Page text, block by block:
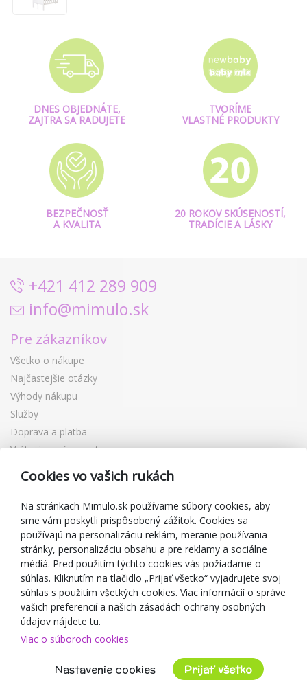
DNES OBJEDNÁTE,
ZAJTRA SA RADUJETE
TVORÍME
VLASTNÉ PRODUKTY
BEZPEČNOSŤ
A KVALITA
20 ROKOV SKÚSENOSTÍ,
TRADÍCIE A LÁSKY
+421 412 289 909
info@mimulo.sk
Pre zákazníkov
Všetko o nákupe
Najčastejšie otázky
Výhody nákupu
Služby
Doprava a platba
Vrátenie a výmena tovaru
Reklamácia
Darčekové poukážky
Zľavové kupóny
Blog
O predajcovi
Mimulo.sk
Obchodné podmienky
Ochrana osobných údajov GDPR
Kontakty
Spolupracujeme
Cookies vo vašich rukách
Na stránkach Mimulo.sk používame súbory cookies, aby
sme vám poskytli prispôsobený zážitok. Cookies sa
používajú na personalizáciu reklám, meranie používania
stránky, personalizáciu obsahu a pre reklamy a sociálne
médiá. Pred použitím týchto cookies vás požiadame o
súhlas. Kliknutím na tlačidlo „Prijať všetko“ vyjadrujete svoj
súhlas s použitím všetkých cookies. Viac informácií o správe
vašich preferencií a našich zásadách ochrany osobných
údajov nájdete tu.
Viac o súboroch cookies
Nastavenie cookies Prijať všetko